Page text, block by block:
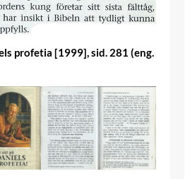
profetia [1999], sid. 281 (eng.